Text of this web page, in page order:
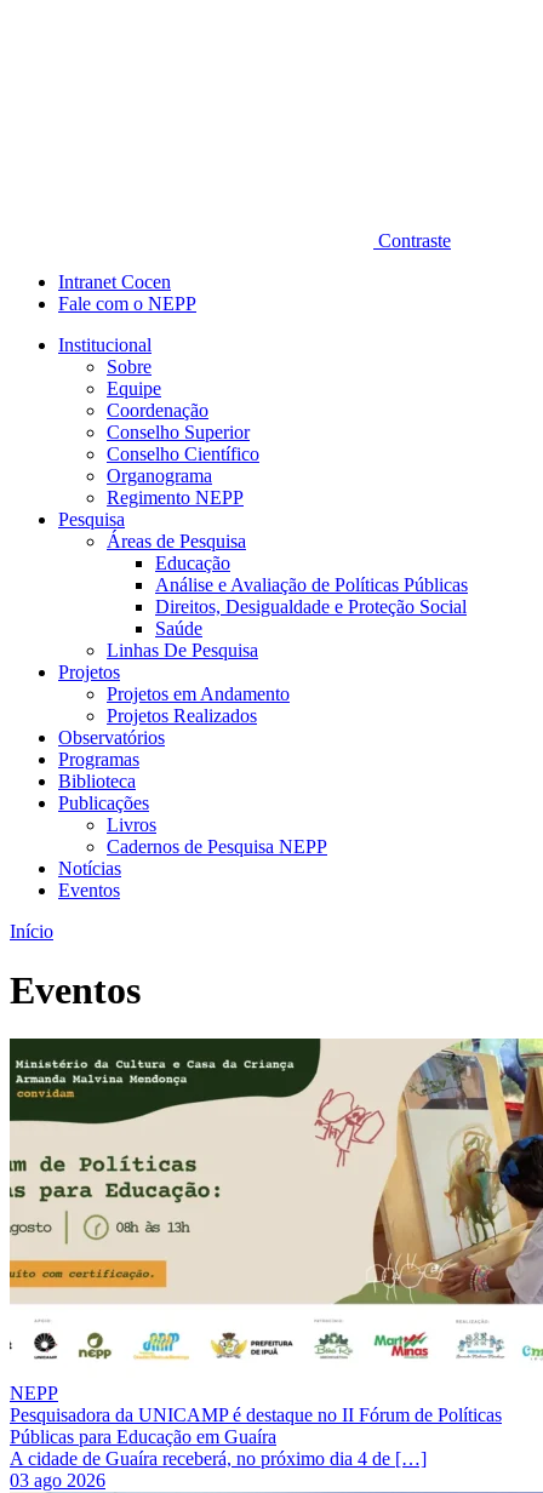
Contraste
Intranet Cocen
Fale com o NEPP
Institucional
Sobre
Equipe
Coordenação
Conselho Superior
Conselho Científico
Organograma
Regimento NEPP
Pesquisa
Áreas de Pesquisa
Educação
Análise e Avaliação de Políticas Públicas
Direitos, Desigualdade e Proteção Social
Saúde
Linhas De Pesquisa
Projetos
Projetos em Andamento
Projetos Realizados
Observatórios
Programas
Biblioteca
Publicações
Livros
Cadernos de Pesquisa NEPP
Notícias
Eventos
Início
Eventos
NEPP
Pesquisadora da UNICAMP é destaque no II Fórum de Políticas
Públicas para Educação em Guaíra
A cidade de Guaíra receberá, no próximo dia 4 de […]
03 ago 2026